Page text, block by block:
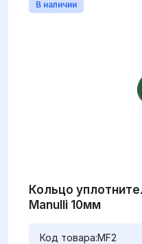
В наличии
Кольцо
Manulli 10мм
Код товара:MF2